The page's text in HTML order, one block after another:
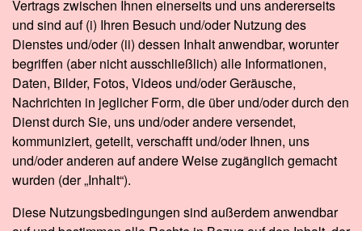
Vertrags zwischen Ihnen einerseits und uns andererseits
und sind auf (i) Ihren Besuch und/oder Nutzung des
Dienstes und/oder (ii) dessen Inhalt anwendbar, worunter
begriffen (aber nicht ausschließlich) alle Informationen,
Daten, Bilder, Fotos, Videos und/oder Geräusche,
Nachrichten in jeglicher Form, die über und/oder durch den
Dienst durch Sie, uns und/oder andere versendet,
kommuniziert, geteilt, verschafft und/oder Ihnen, uns
und/oder anderen auf andere Weise zugänglich gemacht
wurden (der „Inhalt“).
Diese Nutzungsbedingungen sind außerdem anwendbar